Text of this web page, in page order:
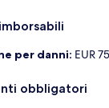
per danni: EUR
obbligatori